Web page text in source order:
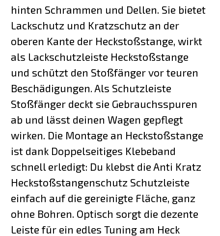
hinten Schrammen und Dellen. Sie bietet
Lackschutz und Kratzschutz an der
oberen Kante der Heckstoßstange, wirkt
als Lackschutzleiste Heckstoßstange
und schützt den Stoßfänger vor teuren
Beschädigungen. Als Schutzleiste
Stoßfänger deckt sie Gebrauchsspuren
ab und lässt deinen Wagen gepflegt
wirken. Die Montage an Heckstoßstange
ist dank Doppelseitiges Klebeband
schnell erledigt: Du klebst die Anti Kratz
Heckstoßstangenschutz Schutzleiste
einfach auf die gereinigte Fläche, ganz
ohne Bohren. Optisch sorgt die dezente
Leiste für ein edles Tuning am Heck